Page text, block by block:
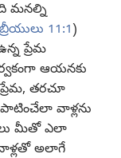
మనల్ని
11:1)
ప్రేమ
ఆయనకు
తరచూ
వాళ్లను
మీతో ఎలా
అలాగే